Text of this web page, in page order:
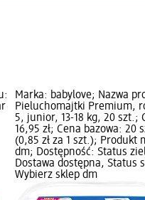
Marka: babylove; Nazwa
Pieluchomajtki Premium,
5, junior, 13-18 kg, 20 szt.;
16,95 zł; Cena bazowa: 20
(0,85 zł za 1 szt.); Produkt
dm; Dostępność: Status
Dostawa dostępna, Status
Wybierz sklep dm